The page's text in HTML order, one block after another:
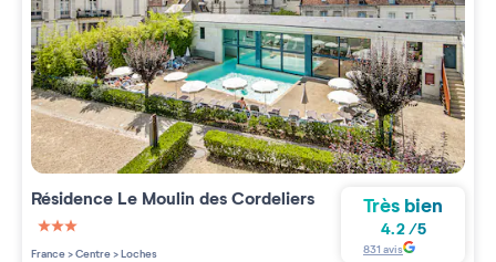
Résidence Le Moulin des Cordeliers
3 étoiles sur 5
France>Centre>Loches
Très bien
4.2/5
831 avis